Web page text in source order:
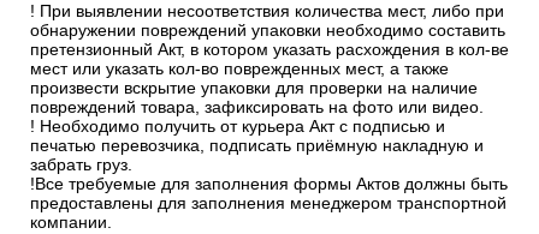
! При выявлении несоответствия количества мест, либо при
обнаружении повреждений упаковки необходимо составить
претензионный Акт, в котором указать расхождения в кол-ве
мест или указать кол-во поврежденных мест, а также
произвести вскрытие упаковки для проверки на наличие
повреждений товара, зафиксировать на фото или видео.
! Необходимо получить от курьера Акт с подписью и
печатью перевозчика, подписать приёмную накладную и
забрать груз.
!Все требуемые для заполнения формы Актов должны быть
предоставлены для заполнения менеджером транспортной
компании.